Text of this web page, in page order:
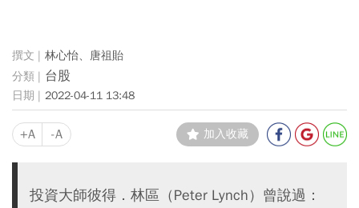
林心怡、唐祖貽
台股
2022-04-11 13:48
+A -A 加入收藏
投資大師彼得．林區（Peter Lynch）曾說過：